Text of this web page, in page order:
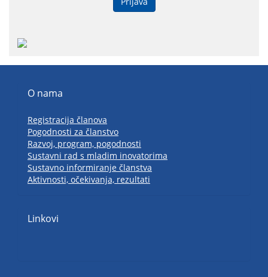
O nama
Registracija članova
Pogodnosti za članstvo
Razvoj, program, pogodnosti
Sustavni rad s mladim inovatorima
Sustavno informiranje članstva
Aktivnosti, očekivanja, rezultati
Linkovi